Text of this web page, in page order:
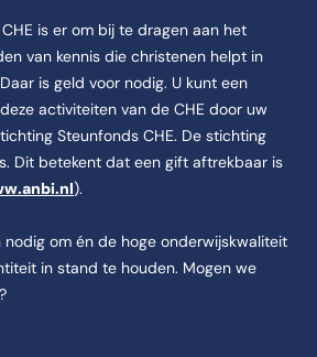
is er om bij te dragen aan het
van kennis die christenen helpt in
is geld voor nodig. U kunt een
activiteiten van de CHE door uw
Steunfonds CHE. De stichting
Dit betekent dat een gift aftrekbaar is
).
om én de hoge onderwijskwaliteit
in stand te houden. Mogen we